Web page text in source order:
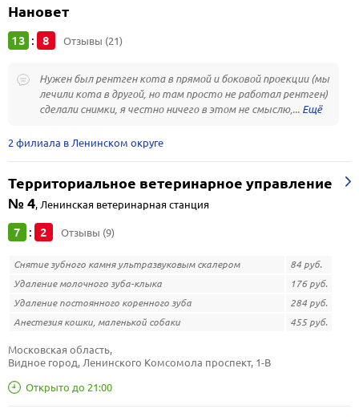
Нановет
13 : 8 Отзывы (21)
Нужен был рентген кота в прямой и боковой проекции (мы
лечили кота в другой, но там просто не работал рентген)
сделали снимки, я честно ничего в этом не смыслю,...
2 филиала в Ленинском округе
Территориальное ветеринарное управление
№ 4, Ленинская ветеринарная станция
7 : 2 Отзывы (9)
Снятие зубного камня ультразвуковым скалером
84 руб.
Удаление молочного зуба-клыка
176 руб.
Удаление постоянного коренного зуба
284 руб.
Анестезия кошки, маленькой собаки
455 руб.
Открыто до 21:00
Московская область,
Видное город, Ленинского Комсомола проспект, 1-В